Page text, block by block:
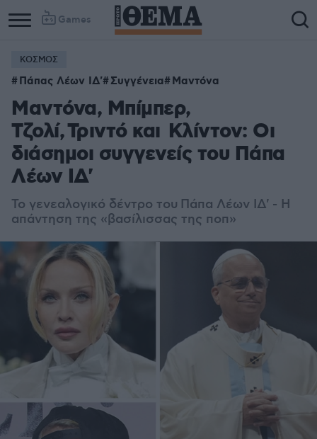
Games
ΚΟΣΜΟΣ
Πάπας Λέων ΙΔ' Συγγένεια Μαντόνα
Μαντόνα, Μπίμπερ,
Τζολί, Τριντό και Κλίντον: Οι
διάσημοι συγγενείς του Πάπα
Λέων IΔ'
Το γενεαλογικό δέντρο του Πάπα Λέων IΔ' - Η
απάντηση της «βασίλισσας της ποπ»